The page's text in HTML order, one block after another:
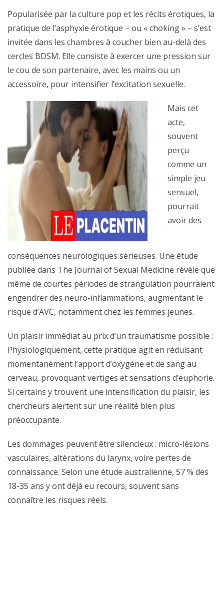
Popularisée par la culture pop et les récits érotiques, la
pratique de l’asphyxie érotique – ou « choking » – s’est
invitée dans les chambres à coucher bien au-delà des
cercles BDSM. Elle consiste à exercer une pression sur
le cou de son partenaire, avec les mains ou un
accessoire, pour intensifier l’excitation sexuelle.
Mais cet
acte,
souvent
perçu
comme un
simple jeu
sensuel,
pourrait
avoir des
conséquences neurologiques sérieuses. Une étude
publiée dans The Journal of Sexual Medicine révèle que
même de courtes périodes de strangulation pourraient
engendrer des neuro-inflammations, augmentant le
risque d’AVC, notamment chez les femmes jeunes.
Un plaisir immédiat au prix d’un traumatisme possible :
Physiologiquement, cette pratique agit en réduisant
momentanément l’apport d’oxygène et de sang au
cerveau, provoquant vertiges et sensations d’euphorie.
Si certains y trouvent une intensification du plaisir, les
chercheurs alertent sur une réalité bien plus
préoccupante.
Les dommages peuvent être silencieux : micro-lésions
vasculaires, altérations du larynx, voire pertes de
connaissance. Selon une étude australienne, 57 % des
18-35 ans y ont déjà eu recours, souvent sans
connaître les risques réels.